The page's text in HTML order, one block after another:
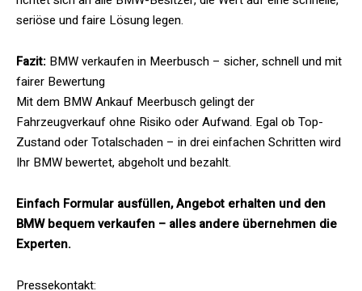
seriöse und faire Lösung legen.
Fazit: BMW verkaufen in Meerbusch – sicher, schnell und mit
fairer Bewertung
Mit dem BMW Ankauf Meerbusch gelingt der
Fahrzeugverkauf ohne Risiko oder Aufwand. Egal ob Top-
Zustand oder Totalschaden – in drei einfachen Schritten wird
Ihr BMW bewertet, abgeholt und bezahlt.
Einfach Formular ausfüllen, Angebot erhalten und den
BMW bequem verkaufen – alles andere übernehmen die
Experten.
Pressekontakt: